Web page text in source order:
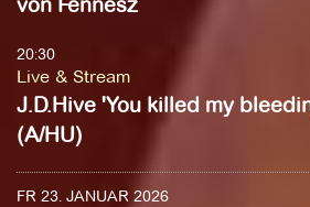
20:30
Live & Stream
J.D.Hive 'You killed my
(A/HU)
FR 23. JANUAR 2026